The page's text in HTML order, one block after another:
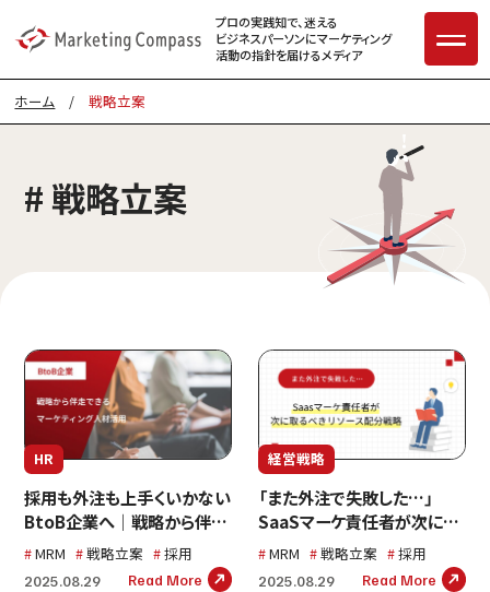
プロの実践知で、迷える
ビジネスパーソンにマーケティング
活動の指針を届けるメディア
ホーム /戦略立案
# 戦略立案
HR
採用も外注も上手くいかない
BtoB企業へ｜戦略から伴走
できるマーケ人材活用法
MRM 戦略立案 採用
2025.08.29 Read More
経営戦略
「また外注で失敗した…」
SaaSマーケ責任者が次に取
るべきリソース配分戦略とは
MRM 戦略立案 採用
2025.08.29 Read More